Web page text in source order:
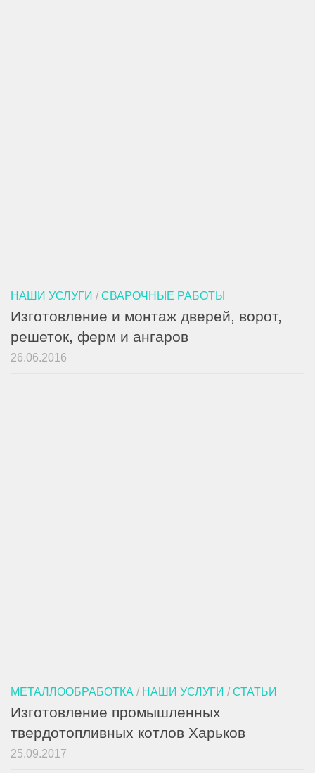
НАШИ УСЛУГИ / СВАРОЧНЫЕ РАБОТЫ
Изготовление и монтаж дверей, ворот,
решеток, ферм и ангаров
26.06.2016
МЕТАЛЛООБРАБОТКА / НАШИ УСЛУГИ / СТАТЬИ
Изготовление промышленных
твердотопливных котлов Харьков
25.09.2017